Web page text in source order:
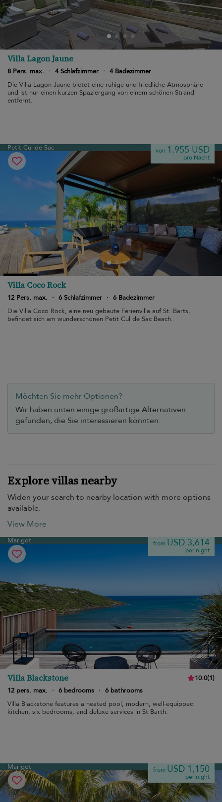
Villa Lagon Jaune
8 Pers. max. · 4 Schlafzimmer · 4 Badezimmer
Die Villa Lagon Jaune bietet eine ruhige und friedliche Atmosphäre
und ist nur einen kurzen Spaziergang von einem schönen Strand
entfernt.
Petit Cul de Sac von 1.955 USD
pro Nacht
Villa Coco Rock
12 Pers. max. · 6 Schlafzimmer · 6 Badezimmer
Die Villa Coco Rock, eine neu gebaute Ferienvilla auf St. Barts,
befindet sich am wunderschönen Petit Cul de Sac Beach.
Möchten Sie mehr Optionen?
Wir haben unten einige großartige Alternativen
gefunden, die Sie interessieren könnten.
Explore villas nearby
Widen your search to nearby location with more options
available.
View More
Marigot from USD 3,614
per night
Villa Blackstone 10.0(1)
12 pers. max.
· 6 bedrooms · 6 bathrooms
Villa Blackstone features a heated pool, modern, well-equipped
kitchen, six bedrooms, and deluxe services in St Barth.
Marigot from USD 1,150
per night